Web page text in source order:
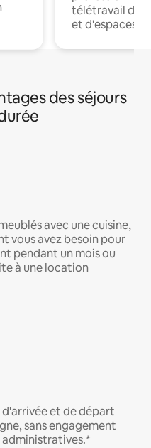
télétravail
et d'espaces
des séjours
avec une cuisine,
vous avez besoin pour
pendant un mois ou
à une location
d'arrivée et de départ
sans engagement